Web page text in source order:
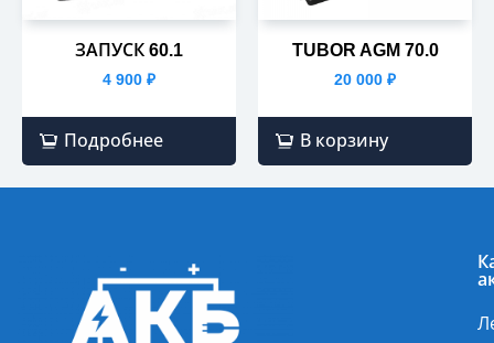
ЗАПУСК 60.1
4 900 ₽
Подробнее
TUBOR AGM 70.0
20 000 ₽
В корзину